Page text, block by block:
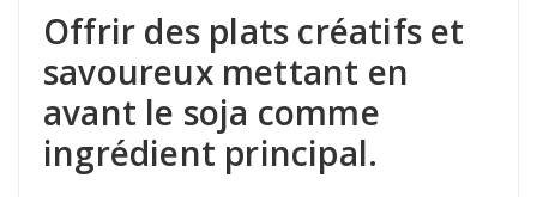
Offrir des plats créatifs et
savoureux mettant en
avant le soja comme
ingrédient principal.